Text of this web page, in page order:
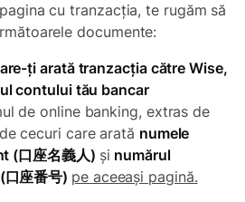
cu tranzacția, te rugăm să
documente:
ți arată tranzacția către Wise,
contului tău bancar
de online banking, extras de
cecuri care arată numele
(口座名義人) şi numărul
座番号) pe aceeași pagină.